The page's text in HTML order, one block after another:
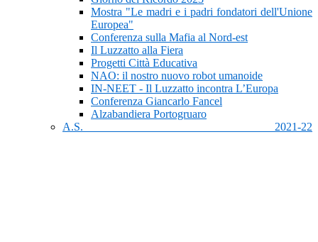
Mostra "Le madri e i padri fondatori dell'Unione
Europea"
Conferenza sulla Mafia al Nord-est
Il Luzzatto alla Fiera
Progetti Città Educativa
NAO: il nostro nuovo robot umanoide
IN-NEET - Il Luzzatto incontra L’Europa
Conferenza Giancarlo Fancel
Alzabandiera Portogruaro
A.S. 2021-22